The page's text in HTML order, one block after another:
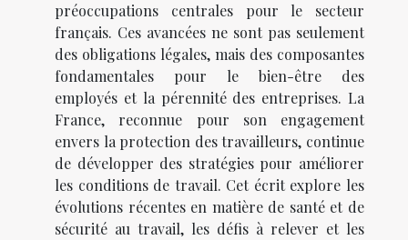
préoccupations centrales pour le secteur
français. Ces avancées ne sont pas seulement
des obligations légales, mais des composantes
fondamentales pour le bien-être des
employés et la pérennité des entreprises. La
France, reconnue pour son engagement
envers la protection des travailleurs, continue
de développer des stratégies pour améliorer
les conditions de travail. Cet écrit explore les
évolutions récentes en matière de santé et de
sécurité au travail, les défis à relever et les